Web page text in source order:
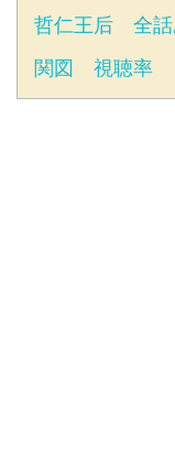
哲仁王后 全話
関図 視聴率